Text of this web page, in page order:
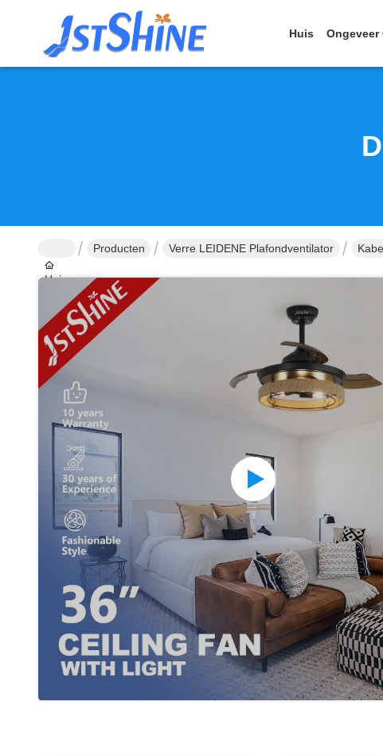
Huis Ongeveer
Huis
Producten Verre LEIDENE Plafondventilator